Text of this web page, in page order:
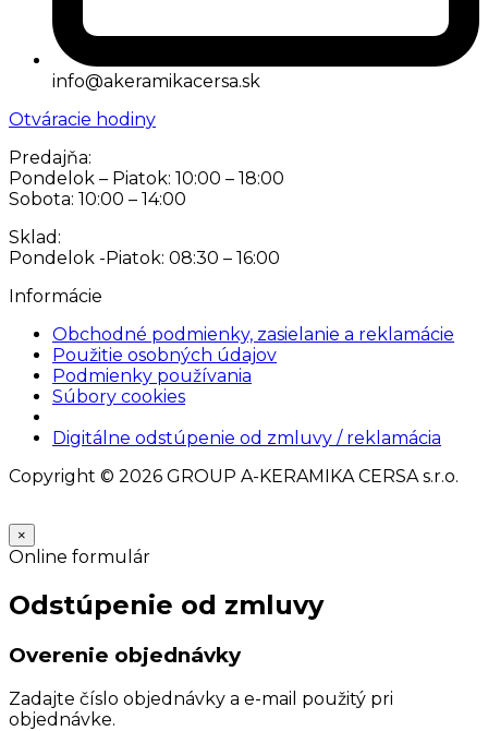
info@akeramikacersa.sk
Otváracie hodiny
Predajňa:
Pondelok – Piatok: 10:00 – 18:00
Sobota: 10:00 – 14:00
Sklad:
Pondelok -Piatok: 08:30 – 16:00
Informácie
Obchodné podmienky, zasielanie a reklamácie
Použitie osobných údajov
Podmienky používania
Súbory cookies
Digitálne odstúpenie od zmluvy / reklamácia
Copyright © 2026 GROUP A-KERAMIKA CERSA s.r.o.
×
Online formulár
Odstúpenie od zmluvy
Overenie objednávky
Zadajte číslo objednávky a e-mail použitý pri
objednávke.